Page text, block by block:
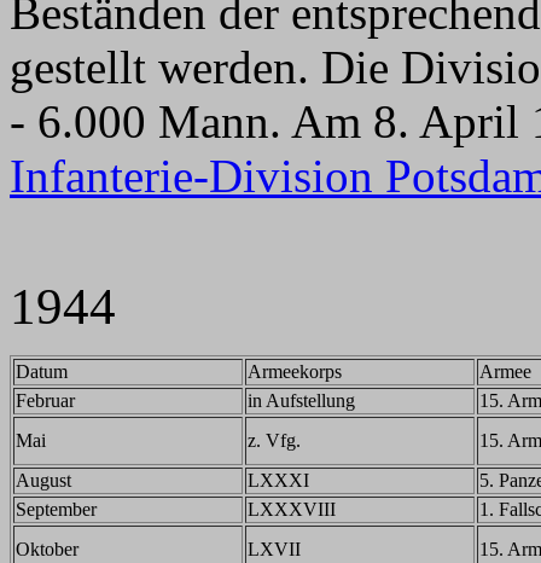
Beständen der
gestellt werden. Die
- 6.000 Mann. Am 8. April
Infanterie-Division
1944
Datum Armeekorps
Armee
Februar
in Aufstellung
15.
Mai
z. Vfg.
15.
August
LXXXI
5.
September
LXXXVIII
1.
Oktober
LXVII
15.